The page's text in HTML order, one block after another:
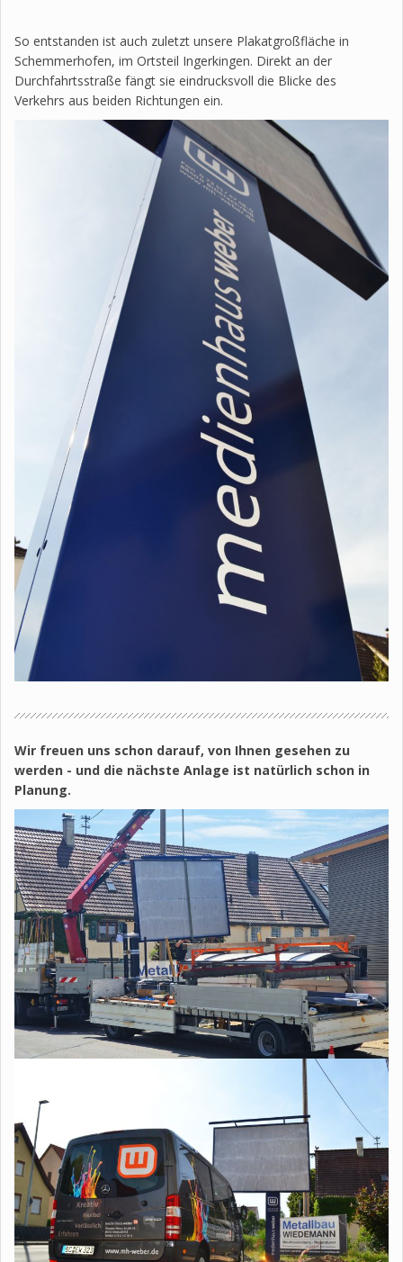
So entstanden ist auch zuletzt unsere Plakatgroßfläche in
Schemmerhofen, im Ortsteil Ingerkingen. Direkt an der
Durchfahrtsstraße fängt sie eindrucksvoll die Blicke des
Verkehrs aus beiden Richtungen ein.
Wir freuen uns schon darauf, von Ihnen gesehen zu
werden - und die nächste Anlage ist natürlich schon in
Planung.